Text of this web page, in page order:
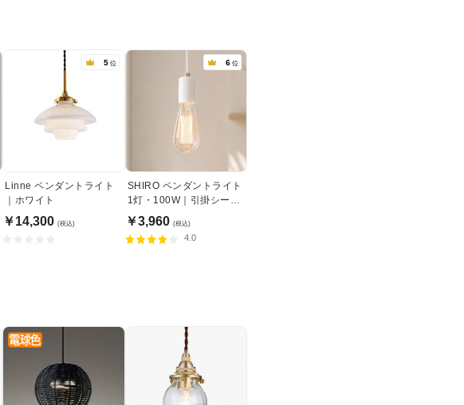
5 位
Linne ペンダントライト
｜ホワイト
￥14,300 (税込)
6 位
SHIRO ペンダントライト
1灯・100W｜引掛シーリ
ング式
￥3,960 (税込)
4.0